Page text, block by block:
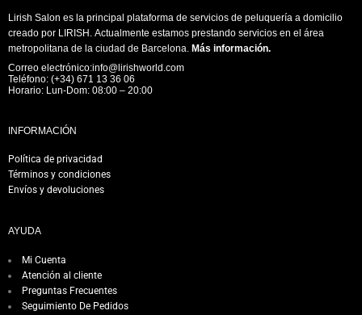
Lirish Salon es la principal plataforma de servicios de peluquería a domicilio
creado por LIRISH. Actualmente estamos prestando servicios en el área
metropolitana de la ciudad de Barcelona. Más información.
Correo electrónico:info@lirishworld.com
Teléfono: (+34) 671 13 36 06
Horario: Lun-Dom: 08:00 – 20:00
INFORMACIÓN
Política de privacidad
Términos y condiciones
Envíos y devoluciones
AYUDA
Mi Cuenta
Atención al cliente
Preguntas Frecuentes
Seguimiento De Pedidos